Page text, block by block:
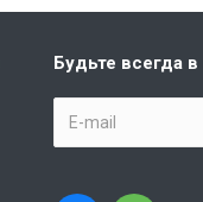
Будьте всегда в